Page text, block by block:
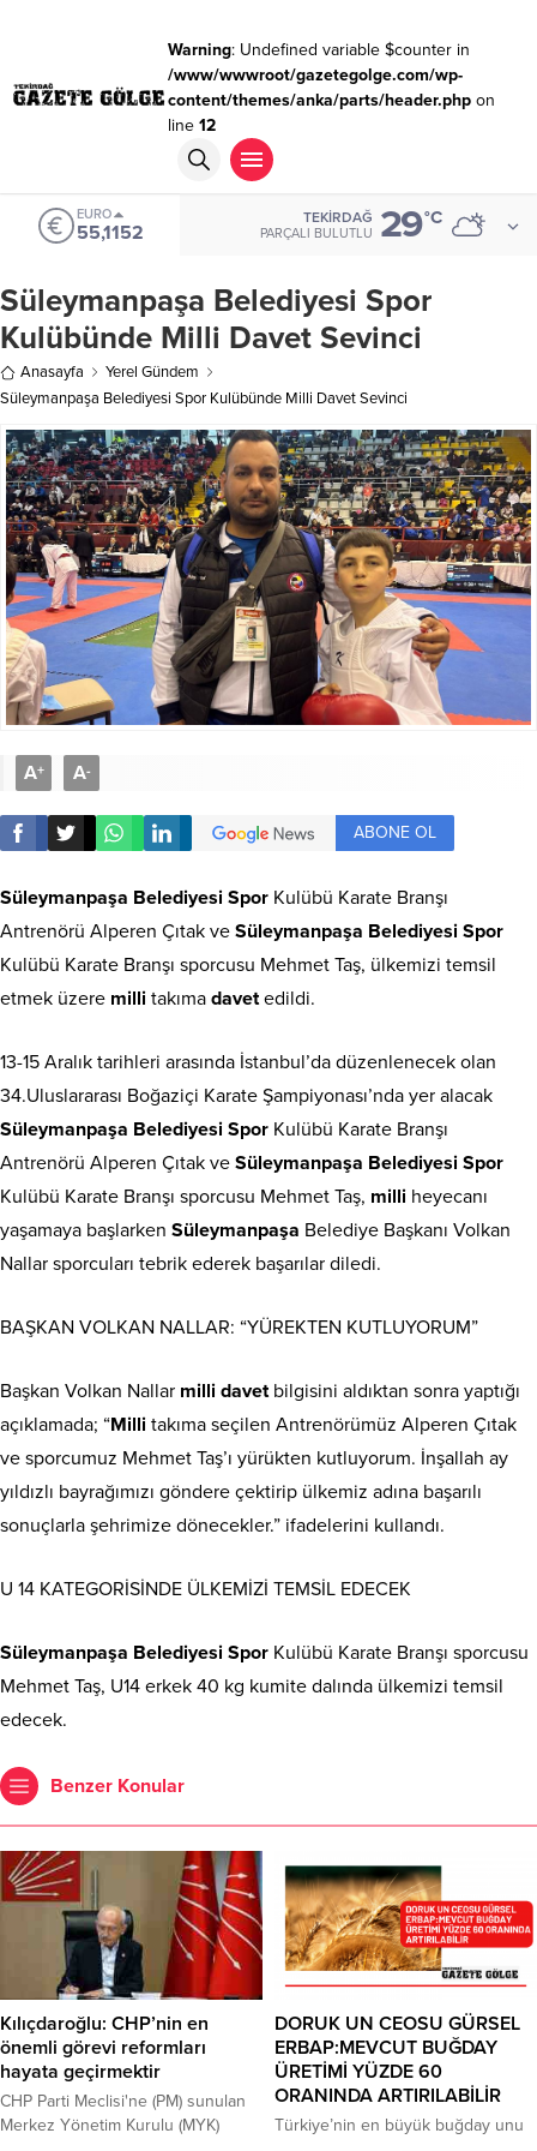
Warning: Undefined variable $counter in
/www/wwwroot/gazetegolge.com/wp-
content/themes/anka/parts/header.phpon
line 12
EURO
55,1152
TEKIRDAĞ
PARÇALI BULUTLU 29°C
Süleymanpaşa Belediyesi Spor
Kulübünde Milli Davet Sevinci
Anasayfa
Yerel Gündem
Süleymanpaşa Belediyesi Spor Kulübünde Milli Davet Sevinci
A+ A-
ABONE OL
Süleymanpaşa Belediyesi Spor Kulübü Karate Branşı
Antrenörü Alperen Çıtak ve Süleymanpaşa Belediyesi Spor
Kulübü Karate Branşı sporcusu Mehmet Taş, ülkemizi temsil
etmek üzere milli takıma davetedildi.
13-15 Aralık tarihleri arasında İstanbul’da düzenlenecek olan
34.Uluslararası Boğaziçi Karate Şampiyonası’nda yer alacak
Süleymanpaşa Belediyesi Spor Kulübü Karate Branşı
Antrenörü Alperen Çıtak ve Süleymanpaşa Belediyesi Spor
Kulübü Karate Branşı sporcusu Mehmet Taş, milli heyecanı
yaşamaya başlarken Süleymanpaşa Belediye Başkanı Volkan
Nallar sporcuları tebrik ederek başarılar diledi.
BAŞKAN VOLKAN NALLAR: “YÜREKTEN KUTLUYORUM”
Başkan Volkan Nallar milli davetbilgisini aldıktan sonra yaptığı
açıklamada; “Milli takıma seçilen Antrenörümüz Alperen Çıtak
ve sporcumuz Mehmet Taş’ı yürükten kutluyorum. İnşallah ay
yıldızlı bayrağımızı göndere çektirip ülkemiz adına başarılı
sonuçlarla şehrimize dönecekler.” ifadelerini kullandı.
U 14 KATEGORİSİNDE ÜLKEMİZİ TEMSİL EDECEK
Süleymanpaşa Belediyesi Spor Kulübü Karate Branşı sporcusu
Mehmet Taş, U14 erkek 40 kg kumite dalında ülkemizi temsil
edecek.
Benzer Konular
Kılıçdaroğlu: CHP’nin en
önemli görevi reformları
hayata geçirmektir
CHP Parti Meclisi'ne (PM) sunulan
Merkez Yönetim Kurulu (MYK)
DORUK UN CEOSU GÜRSEL
ERBAP:MEVCUT BUĞDAY
ÜRETİMİ YÜZDE 60
ORANINDA ARTIRILABİLİR
Türkiye’nin en büyük buğday unu